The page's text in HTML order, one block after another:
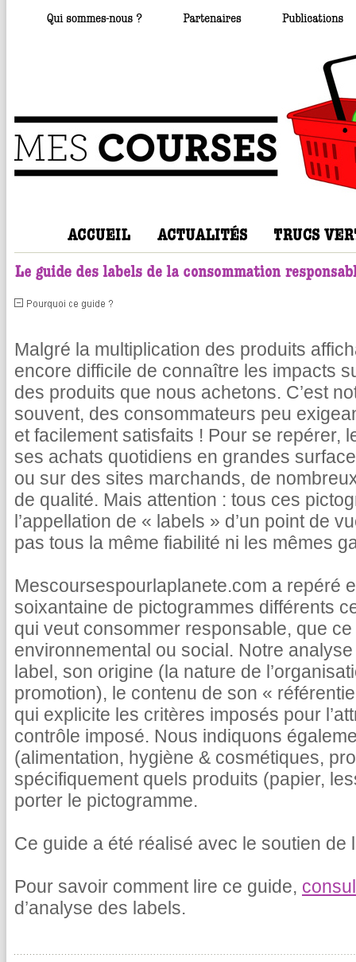
Malgré la multiplication des produits
encore difficile de connaître les impacts
des produits que nous achetons. C’est
souvent, des consommateurs peu
et facilement satisfaits ! Pour se repérer,
ses achats quotidiens en grandes
ou sur des sites marchands, de
de qualité. Mais attention : tous ces
l’appellation de « labels » d’un point de
pas tous la même fiabilité ni les mêmes
Mescoursespourlaplanete.com a repéré
soixantaine de pictogrammes différents
qui veut consommer responsable, que ce
environnemental ou social. Notre
label, son origine (la nature de
promotion), le contenu de son «
qui explicite les critères imposés pour
contrôle imposé. Nous indiquons
(alimentation, hygiène & cosmétiques,
spécifiquement quels produits (papier,
porter le pictogramme.
Ce guide a été réalisé avec le soutien de
Pour savoir comment lire ce guide,
d’analyse des labels.